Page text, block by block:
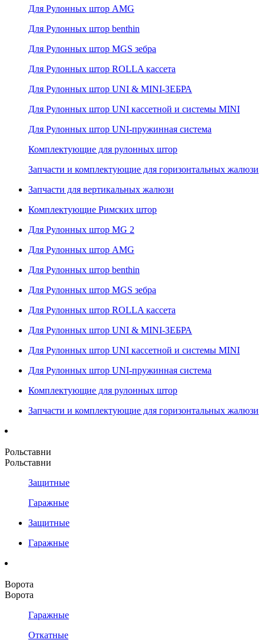
Для Рулонных штор AMG
Для Рулонных штор benthin
Для Рулонных штор MGS зебра
Для Рулонных штор ROLLA кассета
Для Рулонных штор UNI & MINI-ЗЕБРА
Для Рулонных штор UNI кассетной и системы MINI
Для Рулонных штор UNI-пружинная система
Комплектующие для рулонных штор
Запчасти и комплектующие для горизонтальных жалюзи
Запчасти для вертикальных жалюзи
Комплектующие Римских штор
Для Рулонных штор MG 2
Для Рулонных штор AMG
Для Рулонных штор benthin
Для Рулонных штор MGS зебра
Для Рулонных штор ROLLA кассета
Для Рулонных штор UNI & MINI-ЗЕБРА
Для Рулонных штор UNI кассетной и системы MINI
Для Рулонных штор UNI-пружинная система
Комплектующие для рулонных штор
Запчасти и комплектующие для горизонтальных жалюзи
Рольставни
Рольставни
Защитные
Гаражные
Защитные
Гаражные
Ворота
Ворота
Гаражные
Откатные